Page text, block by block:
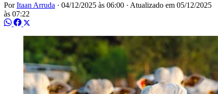
PorItaan Arruda · 04/12/2025 às 06:00 · Atualizado em 05/12/2025
às 07:22